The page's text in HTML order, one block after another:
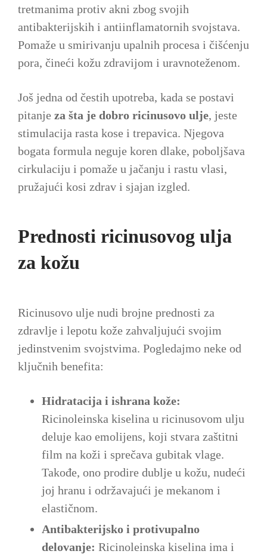
tretmanima protiv akni zbog svojih
antibakterijskih i antiinflamatornih svojstava.
Pomaže u smirivanju upalnih procesa i čišćenju
pora, čineći kožu zdravijom i uravnoteženom.
Još jedna od čestih upotreba, kada se postavi
pitanje za šta je dobro ricinusovo ulje, jeste
stimulacija rasta kose i trepavica. Njegova
bogata formula neguje koren dlake, poboljšava
cirkulaciju i pomaže u jačanju i rastu vlasi,
pružajući kosi zdrav i sjajan izgled.
Prednosti ricinusovog ulja
za kožu
Ricinusovo ulje nudi brojne prednosti za
zdravlje i lepotu kože zahvaljujući svojim
jedinstvenim svojstvima. Pogledajmo neke od
ključnih benefita:
Hidratacija i ishrana kože:
Ricinoleinska kiselina u ricinusovom ulju
deluje kao emolijens, koji stvara zaštitni
film na koži i sprečava gubitak vlage.
Takođe, ono prodire dublje u kožu, nudeći
joj hranu i održavajući je mekanom i
elastičnom.
Antibakterijsko i protivupalno
delovanje: Ricinoleinska kiselina ima i